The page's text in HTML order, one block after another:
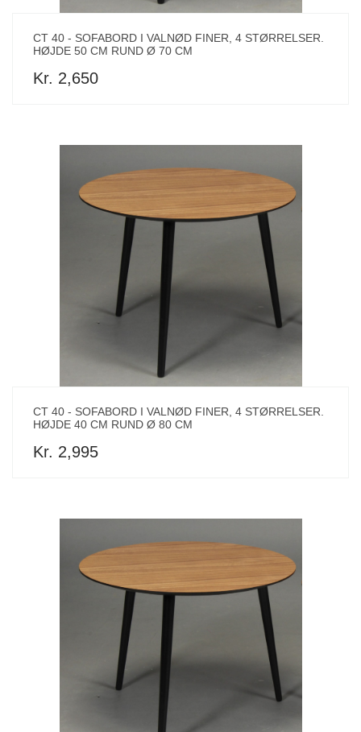
CT 40 - SOFABORD I VALNØD FINER, 4 STØRRELSER.
HØJDE 50 CM RUND Ø 70 CM
Kr. 2,650
CT 40 - SOFABORD I VALNØD FINER, 4 STØRRELSER.
HØJDE 40 CM RUND Ø 80 CM
Kr. 2,995